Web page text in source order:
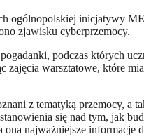
ogólnopolskiej inicjatywy
zjawisku cyberprzemocy.
podczas których
warsztatowe, które
z tematyką przemocy, a
się nad tym, jak
najważniejsze informacje